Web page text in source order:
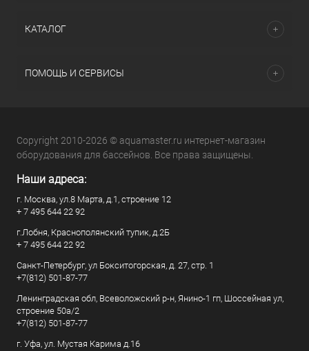
КАТАЛОГ
ПОМОЩЬ И СЕРВИСЫ
Copyright 2010-2026 © aquamaster.ru интернет-магазин
оборудования для бассейнов. Все права защищены.
Наши адреса:
г. Москва, ул.8 Марта, д.1, строение 12
+ 7 495 644 22 92
г.Лобня, Краснополянский тупик, д.2Б
+ 7 495 644 22 92
Санкт-Петербург, ул Бокситогорская, д. 27, стр. 1
+7(812) 501-87-77
Ленинградская обл, Всеволожский р-н, Янино-1 гп, Шоссейная ул,
строение 50а/2
+7(812) 501-87-77
г. Уфа, ул. Мустая Карима д.16